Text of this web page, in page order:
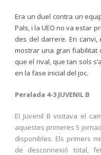
Era un duel contra un
Pals, i la UEO no va estar
des del darrere. En
mostrar una gran fiabilitat
que el rival, que tan sols
en la fase inicial del joc.
Peralada 4-3 JUVENIL B
El Juvenil B visitava el
aquestes primeres 5
disponibles. Els primers
de desconnexió total,